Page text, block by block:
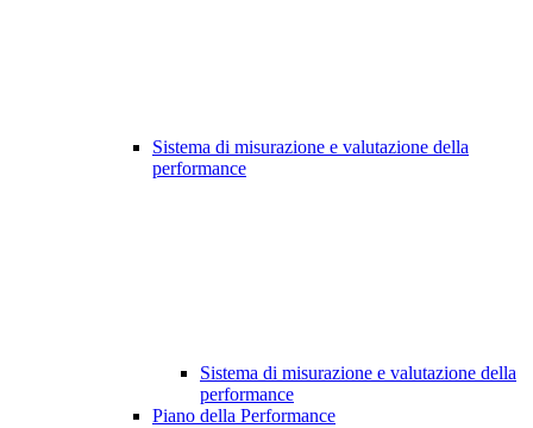
Sistema di misurazione e valutazione della
performance
Sistema di misurazione e valutazione della
performance
Piano della Performance